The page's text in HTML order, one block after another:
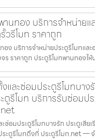
านทอง บริการจำหน่าย
วรีโมท ราคาถูก
อง บริการจำหน่ายประตูรีโมทแล
ราคาถูก ประตูรีโมทพานทองให้
และซ่อมประตูรีโมทบาง
ตูรีโมท บริการรับซ่อมป
ซ่อมประตูรีโมทบางรัก ประตูเสีย
ะตูรีโมทถึงที่ ประตูรีโมท.net —